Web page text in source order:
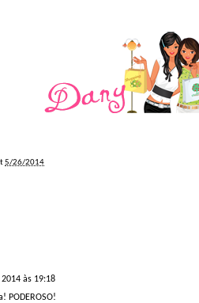
5/26/2014
às 19:18
PODEROSO!